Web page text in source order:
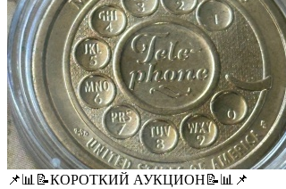
📌📊📝КОРОТКИЙ АУКЦИОН📝📊📌